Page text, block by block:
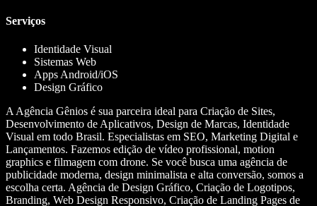
Serviços
Identidade Visual
Sistemas Web
Apps Android/iOS
Design Gráfico
A Agência Gênios é sua parceira ideal para Criação de Sites,
Desenvolvimento de Aplicativos, Design de Marcas, Identidade
Visual em todo Brasil. Especialistas em SEO, Marketing Digital e
Lançamentos. Fazemos edição de vídeo profissional, motion
graphics e filmagem com drone. Se você busca uma agência de
publicidade moderna, design minimalista e alta conversão, somos a
escolha certa. Agência de Design Gráfico, Criação de Logotipos,
Branding, Web Design Responsivo, Criação de Landing Pages de